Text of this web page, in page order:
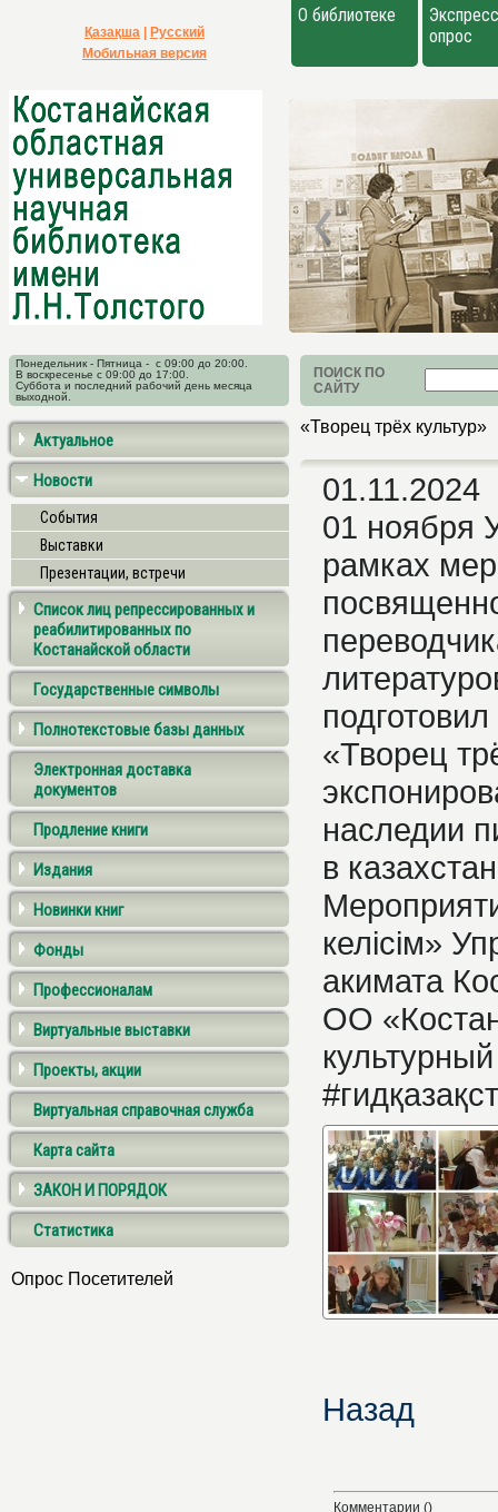
Қазақша
Русский
Мобильная версия
О библиотеке
опрос
Понедельник - Пятница - с 09:00 до 20:00.
В воскресенье с 09:00 до 17:00.
Суббота и последний рабочий день месяца
выходной.
ПОИСК ПО
САЙТУ
Актуальное
Новости
События
Выставки
Презентации, встречи
Список лиц репрессированных и
реабилитированных по
Костанайской области
Государственные символы
Полнотекстовые базы данных
Электронная доставка
документов
Продление книги
Издания
Новинки книг
Фонды
Профессионалам
Виртуальные выставки
Проекты, акции
Виртуальная справочная служба
Карта сайта
ЗАКОН И ПОРЯДОК
Статистика
Опрос Посетителей
«Творец трёх культур»
01.11.2024
01 ноября
рамках
«Творец
наследии
в
келісім»
акимата
ОО
Назад
Комментарии ()